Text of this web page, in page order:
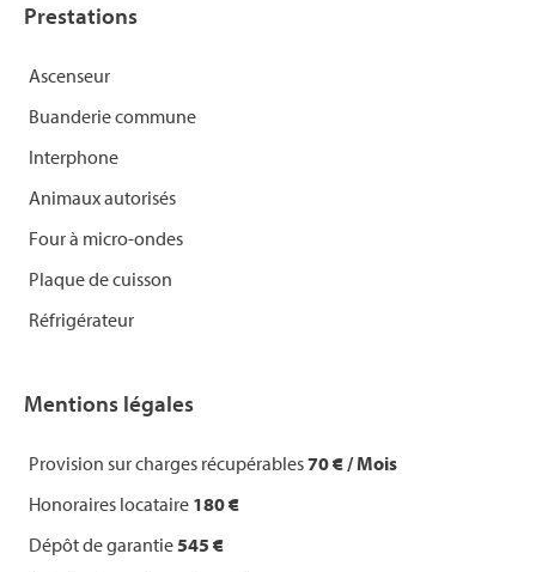
Prestations
Ascenseur
Buanderie commune
Interphone
Animaux autorisés
Four à micro-ondes
Plaque de cuisson
Réfrigérateur
Mentions légales
Provision sur charges récupérables70 € / Mois
Honoraires locataire 180 €
Dépôt de garantie545 €